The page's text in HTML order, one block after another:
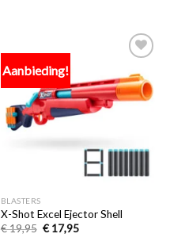
Aanbieding!
aan
verlanglijst
BLASTERS
X-Shot Excel Ejector Shell
€19,95 €17,95